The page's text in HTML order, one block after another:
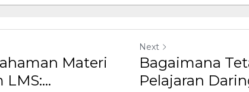
Materi
Next
Bagaimana
Pelajaran